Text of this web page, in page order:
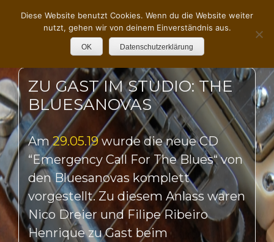
ZU GAST IM STUDIO: THE
BLUESANOVAS
Am29.05.19wurde die neue CD
“Emergency Call For The Blues“ von
den Bluesanovas komplett
vorgestellt. Zu diesem Anlass waren
Nico Dreier und Filipe Ribeiro
Henrique zu Gast beim
Diese Website benutzt Cookies. Wenn du die Website weiter
nutzt, gehen wir von deinem Einverständnis aus.
OK Datenschutzerklärung